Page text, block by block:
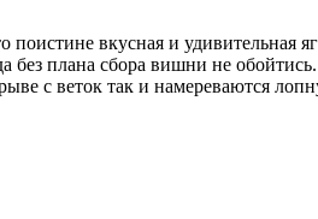
вкусная и удивительная
плана сбора вишни не
с веток так и намереваются